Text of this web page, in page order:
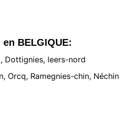
BELGIQUE:
Dottignies, leers-nord
Orcq, Ramegnies-chin, Néchin